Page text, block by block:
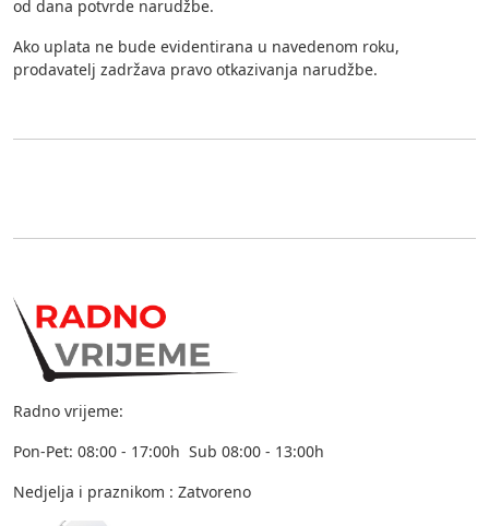
od dana potvrde narudžbe.
Ako uplata ne bude evidentirana u navedenom roku,
prodavatelj zadržava pravo otkazivanja narudžbe.
Radno vrijeme:
Pon-Pet: 08:00 - 17:00h Sub 08:00 - 13:00h
Nedjelja i praznikom : Zatvoreno